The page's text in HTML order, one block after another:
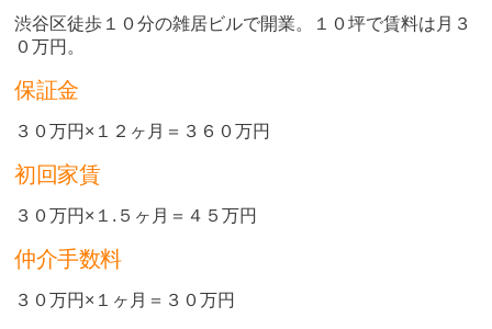
渋谷区徒歩１０分の雑居ビルで開業。１０坪で賃料は月３
０万円。
保証金
３０万円×１２ヶ月＝３６０万円
初回家賃
３０万円×１.５ヶ月＝４５万円
仲介手数料
３０万円×１ヶ月＝３０万円